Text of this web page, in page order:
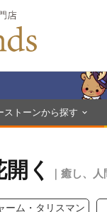
ストーンから探す
く ｜癒し、
ーム・タリスマン